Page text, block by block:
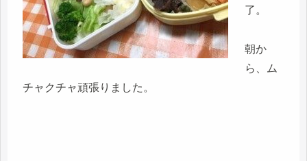
了。
朝か
ら、ム
チャクチャ頑張りました。